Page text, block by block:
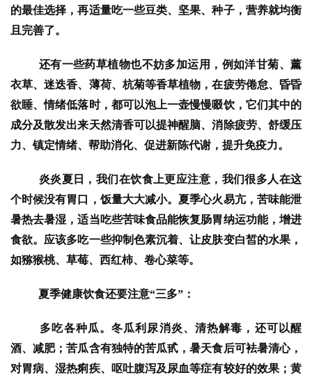
的最佳选择，再适量吃一些豆类、坚果、种子，营养就均衡
且完善了。
还有一些药草植物也不妨多加运用，例如洋甘菊、薰
衣草、迷迭香、薄荷、杭菊等香草植物，在疲劳倦怠、昏昏
欲睡、情绪低落时，都可以泡上一壶慢慢啜饮，它们其中的
成分及散发出来天然清香可以提神醒脑、消除疲劳、舒缓压
力、镇定情绪、帮助消化、促进新陈代谢，提升免疫力。
炎炎夏日，我们在饮食上更应注意，我们很多人在这
个时候没有胃口，饭量大大减小。夏季心火易亢，苦味能泄
暑热去暑湿，适当吃些苦味食品能恢复肠胃纳运功能，增进
食欲。应该多吃一些抑制色素沉着、让皮肤变白皙的水果，
如猕猴桃、草莓、西红柿、卷心菜等。
夏季健康饮食还要注意“三多”：
多吃各种瓜。冬瓜利尿消炎、清热解毒，还可以醒
酒、减肥；苦瓜含有独特的苦瓜甙，暑天食后可袪暑清心，
对胃病、湿热痢疾、呕吐腹泻及尿血等症有较好的效果；黄